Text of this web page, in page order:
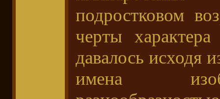
подростковом
черты
давалось исходя
имена